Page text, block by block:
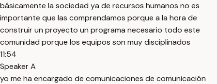
básicamente la sociedad ya de recursos humanos no es
importante que las comprendamos porque a la hora de
construir un proyecto un programa necesario todo este
comunidad porque los equipos son muy disciplinados
11:54
Speaker A
yo me ha encargado de comunicaciones de comunicación